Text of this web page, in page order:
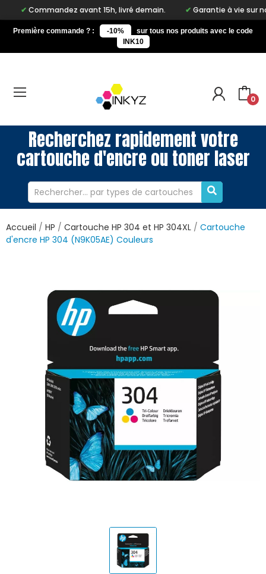
avant 15h, livré demain. Garantie à vie sur notre
Première commande ? : -10%
sur tous nos produits avec le code
INK10
0
Recherchez rapidement votre
cartouche d'encre ou toner laser
Accueil HP Cartouche HP 304 et HP 304XL
Cartouche
d'encre HP 304 (N9K05AE) Couleurs